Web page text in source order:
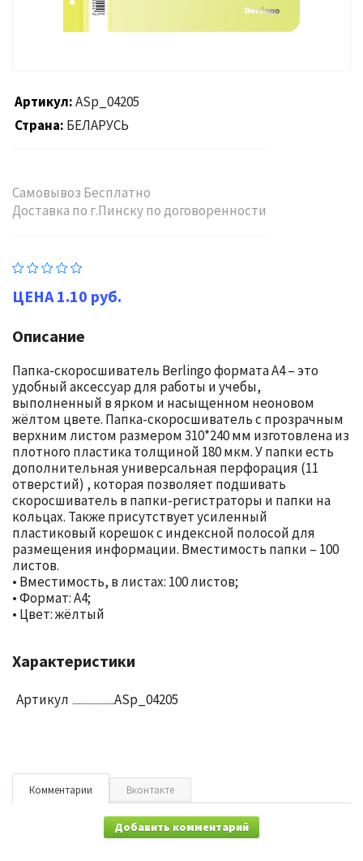
Артикул ASp_04205
Страна БЕЛАРУСЬ
Самовывоз Бесплатно
Доставка по г.Пинску по договоренности
1.10 руб.
Описание
Папка-скоросшиватель Berlingo формата А4 – это
удобный аксессуар для работы и учебы,
выполненный в ярком и насыщенном неоновом
жёлтом цвете. Папка-скоросшиватель с прозрачным
верхним листом размером 310*240 мм изготовлена из
плотного пластика толщиной 180 мкм. У папки есть
дополнительная универсальная перфорация (11
отверстий) , которая позволяет подшивать
скоросшиватель в папки-регистраторы и папки на
кольцах. Также присутствует усиленный
пластиковый корешок с индексной полосой для
размещения информации. Вместимость папки – 100
листов.
• Вместимость, в листах: 100 листов;
• Формат: А4;
• Цвет: жёлтый
Характеристики
Артикул ASp_04205
Комментарии Вконтакте
Добавить комментарий